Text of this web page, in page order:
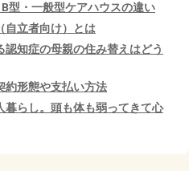
・一般型ケアハウスの違い
自立者向け）とは
知症の母親の住み替えはどう
約形態や支払い方法
らし。頭も体も弱ってきて心